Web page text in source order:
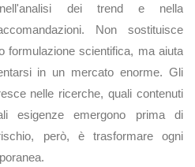
dei trend e nella
Non sostituisce
formulazione scientifica, ma aiuta
in un mercato enorme. Gli
nelle ricerche, quali contenuti
esigenze emergono prima di
però, è trasformare ogni